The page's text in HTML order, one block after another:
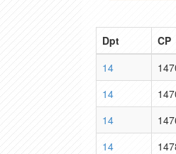
Dpt CP
14
14
14
14